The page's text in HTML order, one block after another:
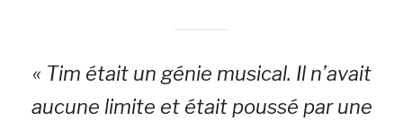
« Tim était un génie musical. Il n’avait
aucune limite et était poussé par une